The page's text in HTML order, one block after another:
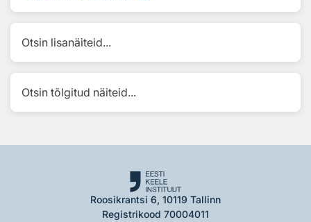
Otsin lisanäiteid...
Otsin tõlgitud näiteid...
Roosikrantsi 6, 10119 Tallinn
Registrikood 70004011